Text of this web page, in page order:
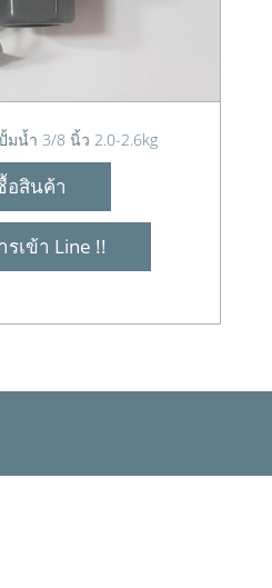
มน้ำ 3/8 นิ้ว 2.0-2.6kg
อสินค้า
รเข้า Line !!